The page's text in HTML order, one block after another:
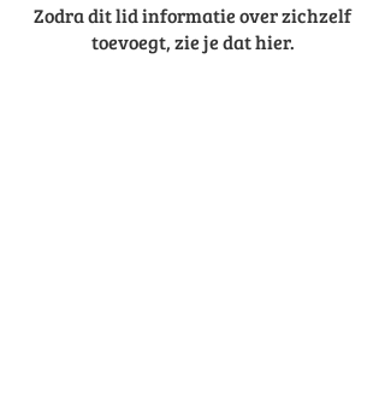
Zodra dit lid informatie over zichzelf
toevoegt, zie je dat hier.